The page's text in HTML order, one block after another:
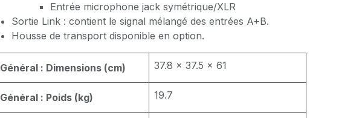
Entrée microphone jack symétrique/XLR
Sortie Link : contient le signal mélangé des entrées A+B.
Housse de transport disponible en option.
Général : Dimensions (cm) 37.8 x 37.5 x 61
Général : Poids (kg) 19.7